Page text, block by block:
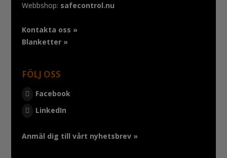
Webbshop: safecontrol.nu
Kontakta oss »
Blanketter »
FÖLJ OSS
Facebook
LinkedIn
Anmäl dig till vårt nyhetsbrev »